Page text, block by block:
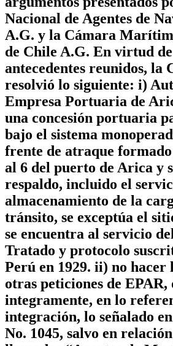
Nacional de Agentes de
A.G. y la Cámara
de Chile A.G. En virtud
antecedentes reunidos, la
resolvió lo siguiente: i)
Empresa Portuaria de
una concesión portuaria
bajo el sistema
frente de atraque
al 6 del puerto de Arica y
respaldo, incluido el
almacenamiento de la
tránsito, se exceptúa el
se encuentra al servicio
Tratado y protocolo
Perú en 1929. ii) no hacer
otras peticiones de
integramente, en lo
integración, lo señalado
No. 1045, salvo en